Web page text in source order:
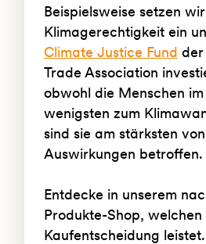
Beispielsweise setzen
Klimagerechtigkeit ein
Climate Justice Fund der
Trade Association
obwohl die Menschen
wenigsten zum
sind sie am stärksten
Auswirkungen betroffen.
Entdecke in unserem
Produkte-Shop,
Kaufentscheidung leistet.